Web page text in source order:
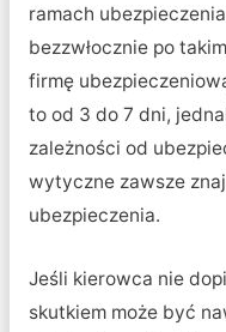
ramach
bezzwłocznie po
firmę
to od 3 do 7 dni,
zależności od
wytyczne zawsze
ubezpieczenia.
Jeśli kierowca nie
skutkiem może być